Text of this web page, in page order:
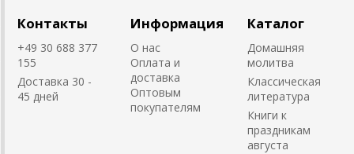
Контакты
+49 30 688 377
155
Доставка 30 -
45 дней
Информация
О нас
Оплата и
доставка
Оптовым
покупателям
Каталог
Домашняя
молитва
Классическая
литература
Книги к
праздникам
августа